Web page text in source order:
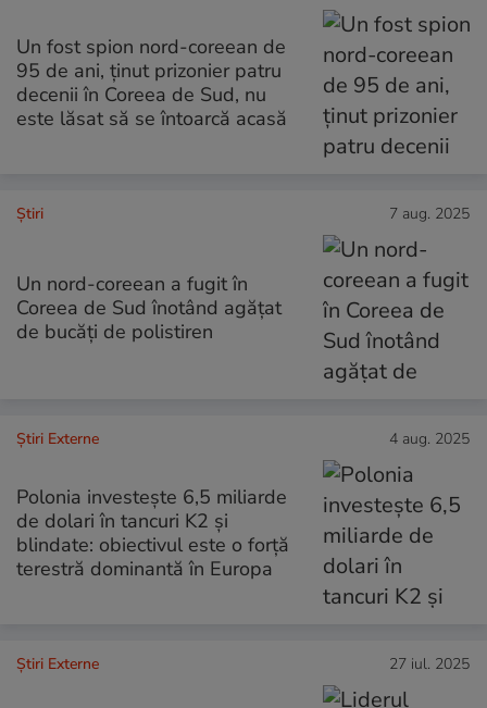
Un fost spion nord-coreean de
95 de ani, ținut prizonier patru
decenii în Coreea de Sud, nu
este lăsat să se întoarcă acasă
Ştiri 7 aug. 2025
Un nord-coreean a fugit în
Coreea de Sud înotând agățat
de bucăți de polistiren
Știri Externe 4 aug. 2025
Polonia investește 6,5 miliarde
de dolari în tancuri K2 și
blindate: obiectivul este o forță
terestră dominantă în Europa
Știri Externe 27 iul. 2025